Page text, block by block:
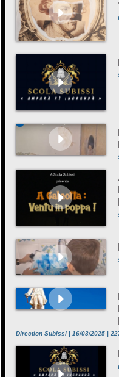
Direction Subissi | 16/03/2025 |